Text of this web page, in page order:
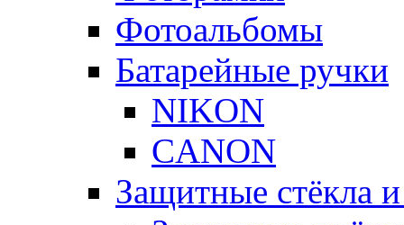
Фотоальбомы
Батарейные ручки
NIKON
CANON
Защитные стёкла